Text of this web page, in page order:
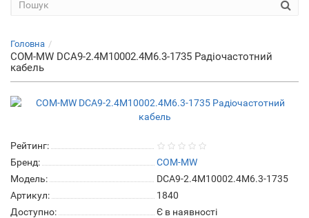
Головна
COM-MW DCA9-2.4M10002.4M6.3-1735 Радіочастотний
кабель
Рейтинг:
Бренд:
COM-MW
Модель:
DCA9-2.4M10002.4M6.3-1735
Артикул:
1840
Доступно:
Є в наявності